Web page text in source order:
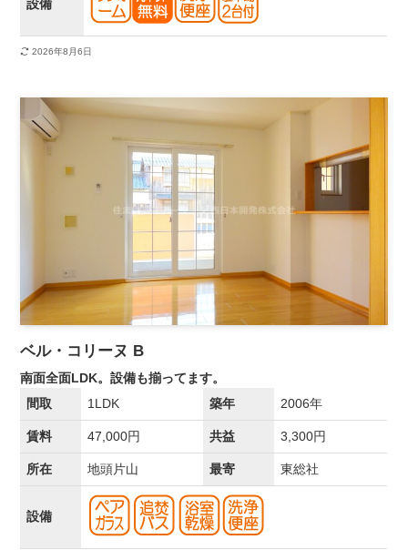
設備
2026年8月6日
ベル・コリーヌ B
南面全面LDK。設備も揃ってます。
間取
1LDK 築年 2006年
賃料 47,000円 共益 3,300円
所在 地頭片山 最寄 東総社
設備